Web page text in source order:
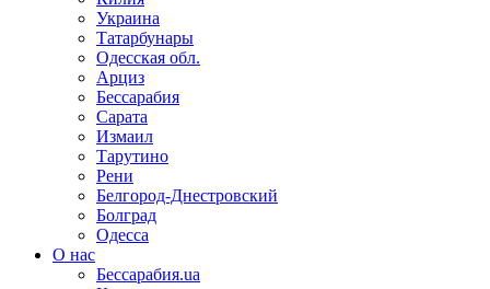
Украина
Татарбунары
Одесская обл.
Арциз
Бессарабия
Сарата
Измаил
Тарутино
Рени
Белгород-Днестровский
Болград
Одесса
О нас
Бессарабия.ua